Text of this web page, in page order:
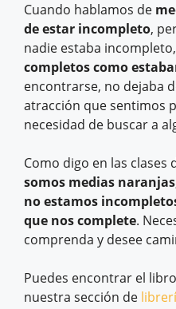
Cuando hablamos de
de estar incompleto,
nadie estaba incompleto,
completos como
encontrarse, no dejaba
atracción que sentimos
necesidad de buscar a
Como digo en las clases
somos medias
no estamos
que nos complete.
comprenda y desee
Puedes encontrar el
nuestra sección de